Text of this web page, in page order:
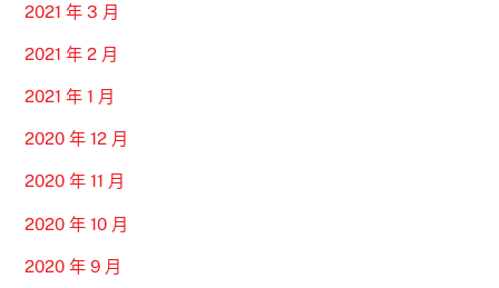
2021 年 3 月
2021 年 2 月
2021 年 1 月
2020 年 12 月
2020 年 11 月
2020 年 10 月
2020 年 9 月